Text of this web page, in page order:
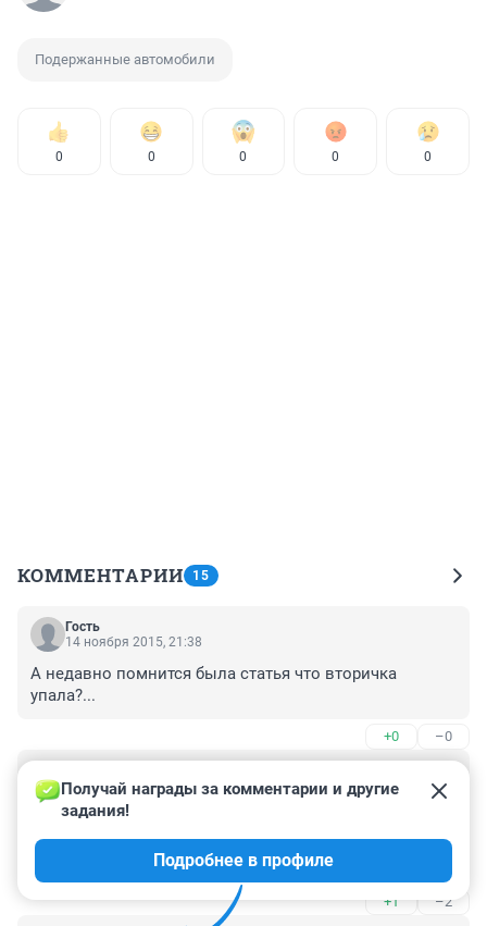
Подержанные автомобили
0 0 0 0 0
КОММЕНТАРИИ 15
Гость
14 ноября 2015, 21:38
А недавно помнится была статья что вторичка
упала?...
+0 –0
12 ноября 2015, 16:37
Да сколько можно уже мечтать и покупать железный
хлам? Что за ущербство? В городе уже пешком не
пройти, одни машины кругом.
+1 –2
Получай награды за комментарии и другие
задания!
Подробнее в профиле